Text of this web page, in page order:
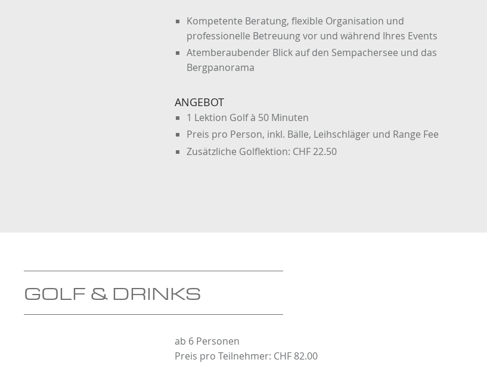
Kompetente Beratung, flexible Organisation und
professionelle Betreuung vor und während Ihres Events
Atemberaubender Blick auf den Sempachersee und das
Bergpanorama
ANGEBOT
1 Lektion Golf à 50 Minuten
Preis pro Person, inkl. Bälle, Leihschläger und Range Fee
Zusätzliche Golflektion: CHF 22.50
GOLF & DRINKS
ab 6 Personen
Preis pro Teilnehmer: CHF 82.00